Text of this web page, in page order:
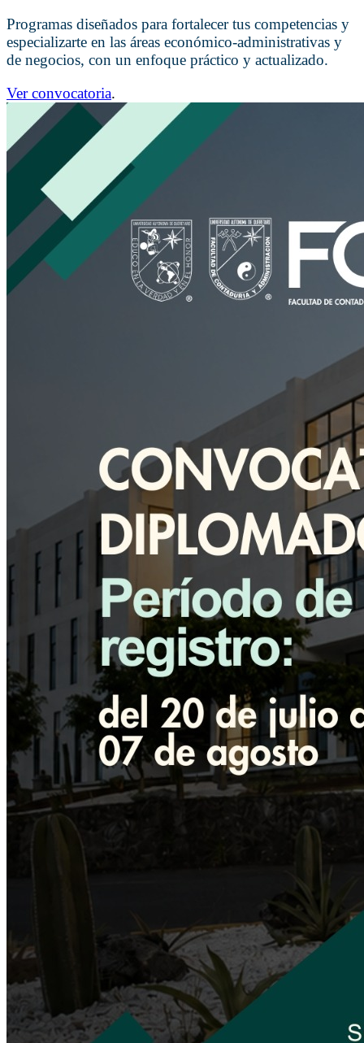
Programas diseñados para fortalecer tus competencias y
especializarte en las áreas económico-administrativas y
de negocios, con un enfoque práctico y actualizado.
Ver convocatoria.